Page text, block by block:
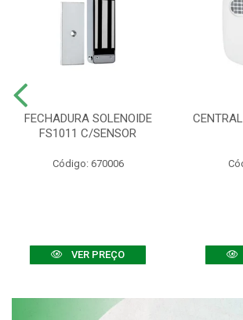
FECHADURA SOLENOIDE
FS1011 C/SENSOR
Código: 670006
VER PREÇO